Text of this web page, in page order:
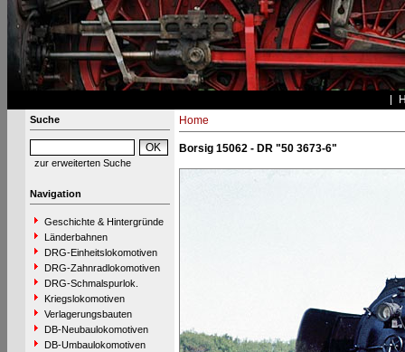
Suche
zur erweiterten Suche
Navigation
Geschichte & Hintergründe
Länderbahnen
DRG-Einheitslokomotiven
DRG-Zahnradlokomotiven
DRG-Schmalspurlok.
Kriegslokomotiven
Verlagerungsbauten
DB-Neubaulokomotiven
DB-Umbaulokomotiven
Home
Borsig 15062 - DR "50 3673-6"